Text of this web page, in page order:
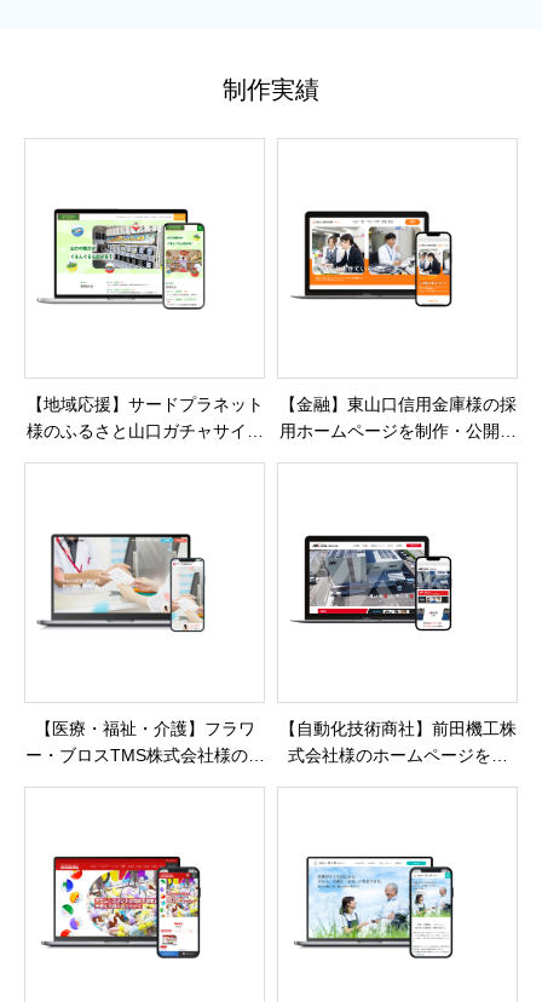
制作実績
【地域応援】サードプラネット
様のふるさと山口ガチャサイト
【金融】東山口信用金庫様の採
用ホームページを制作・公開し
【医療・福祉・介護】フラワ
ー・ブロスTMS株式会社様のホ
【自動化技術商社】前田機工株
式会社様のホームページを制